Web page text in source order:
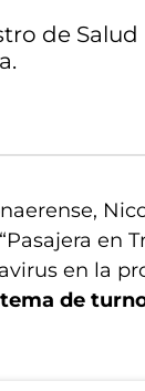
de
en
en la
de